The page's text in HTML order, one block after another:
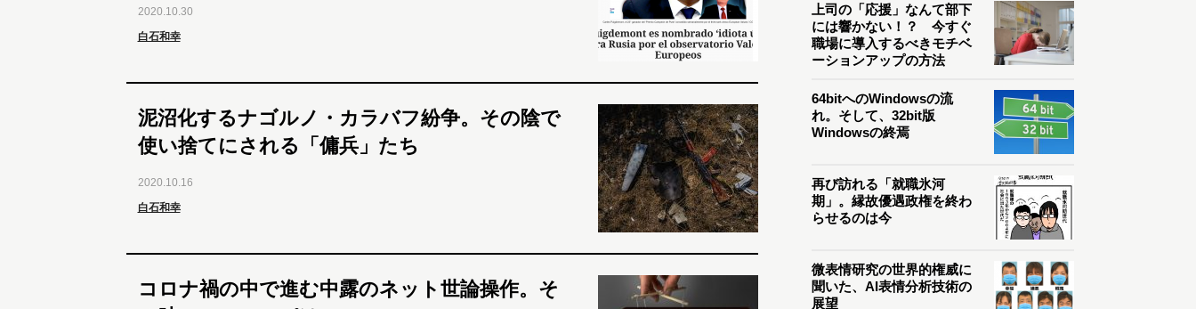
2020.10.30
白石和幸
泥沼化するナゴルノ・カラバフ紛争。その陰で
使い捨てにされる「傭兵」たち
2020.10.16
白石和幸
コロナ禍の中で進む中露のネット世論操作。そ
上司の「応援」なんて部下
には響かない！？ 今すぐ
職場に導入するべきモチベ
ーションアップの方法
64bitへのWindowsの流
れ。そして、32bit版
Windowsの終焉
再び訪れる「就職氷河
期」。縁故優遇政権を終わ
らせるのは今
微表情研究の世界的権威に
聞いた、AI表情分析技術の
展望